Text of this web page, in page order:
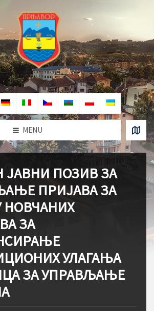
MENU
ЈАВНИ ПОЗИВ ЗА
ПРИЈАВА ЗА
НОВЧАНИХ
ЗА
УЛАГАЊА
ЗА УПРАВЉАЊЕ